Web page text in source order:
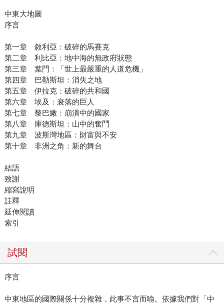
中東大地圖
序言
第一章 敘利亞：破碎的馬賽克
第二章 利比亞：地中海的無政府狀態
第三章 葉門：「世上最嚴重的人道危機」
第四章 巴勒斯坦：消失之地
第五章 伊拉克：破碎的共和國
第六章 埃及：衰落的巨人
第七章 黎巴嫩：崩潰中的國家
第八章 庫德斯坦：山中的奮鬥
第九章 波斯灣地區：財富與不安
第十章 非洲之角：新的舞台
結語
致謝
縮寫說明
註釋
延伸閱讀
索引
試閱
序言
中東地區的國際關係十分複雜，此事不言而喻。依據我們對「中